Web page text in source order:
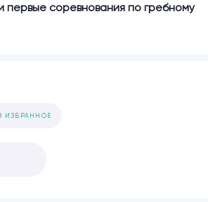
соревнования по гребному
ИЗБРАННОЕ